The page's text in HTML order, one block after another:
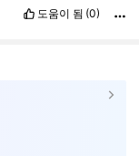
도움이 됨 (0)